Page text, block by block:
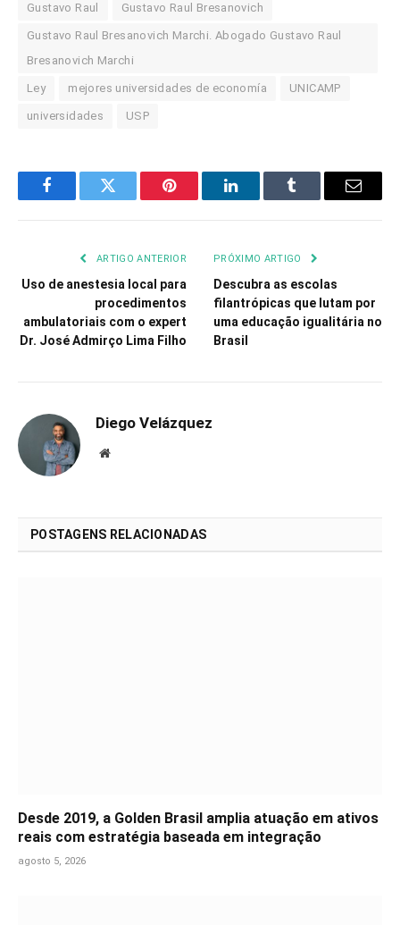
Gustavo Raul Gustavo Raul Bresanovich
Gustavo Raul Bresanovich Marchi. Abogado Gustavo Raul
Bresanovich Marchi
Ley mejores universidades de economía UNICAMP
universidades USP
FacebookTwitter Pinterest LinkedInTumblr Email
ARTIGO ANTERIOR
Uso de anestesia local para
procedimentos
ambulatoriais com o expert
Dr. José Admirço Lima Filho
PRÓXIMO ARTIGO
Descubra as escolas
filantrópicas que lutam por
uma educação igualitária no
Brasil
Diego Velázquez
Website
POSTAGENS RELACIONADAS
Desde 2019, a Golden Brasil amplia atuação em ativos
reais com estratégia baseada em integração
agosto 5, 2026